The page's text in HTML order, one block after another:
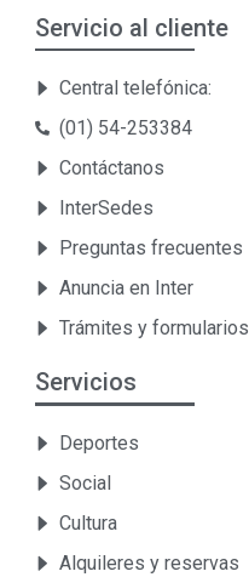
Servicio al cliente
Central telefónica:
(01) 54-253384
Contáctanos
InterSedes
Preguntas frecuentes
Anuncia en Inter
Trámites y formularios
Servicios
Deportes
Social
Cultura
Alquileres y reservas